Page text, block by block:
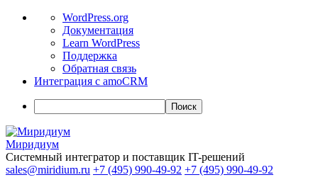
WordPress
WordPress.org
Документация
Learn WordPress
Поддержка
Обратная связь
Интеграция с amoCRM
Поиск
Миридиум
Системный интегратор и поставщик IT-решений
sales@miridium.ru +7 (495) 990-49-92 +7 (495) 990-49-92